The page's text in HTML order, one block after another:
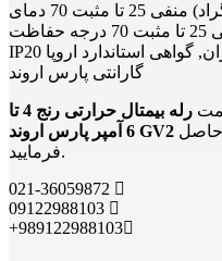
50 الی 60 دمای کاری (سانتیگراد) منفی 25 تا مثبت 70 دمای
نگهداری در انبار (سانتیگراد) منفی 25 تا مثبت 70 درجه حفاظت
IP20 استاندارد استاندارد ملی ایران, گواهی استاندارد اروپا CE
گارانتی پارس اروند
رله بیمتال حرارتی رنج 4 تا
6 آمپر پارس اروند GV2
فرمایید.
021-36059872
09122988103
+989122988103